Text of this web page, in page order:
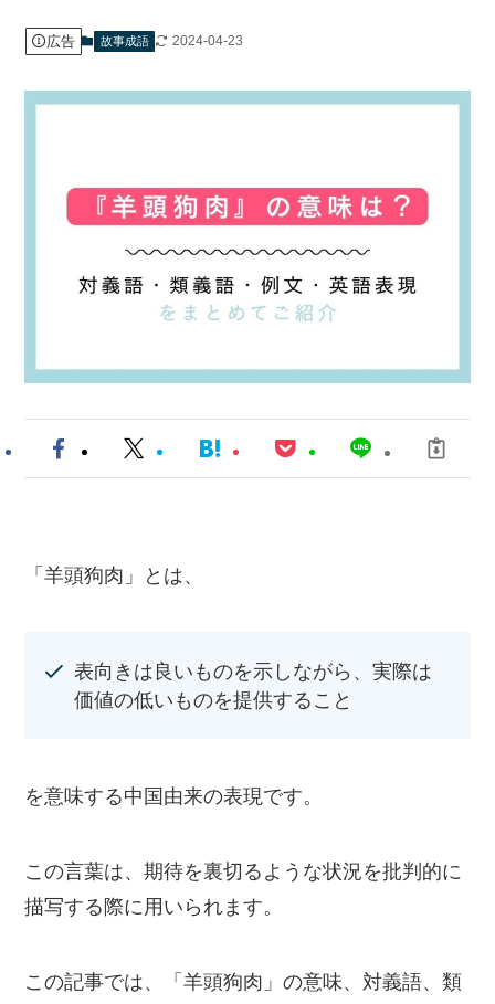
広告 故事成語 2024-04-23
「羊頭狗肉」とは、
表向きは良いものを示しながら、実際は
価値の低いものを提供すること
を意味する中国由来の表現です。
この言葉は、期待を裏切るような状況を批判的に
描写する際に用いられます。
この記事では、「羊頭狗肉」の意味、対義語、類